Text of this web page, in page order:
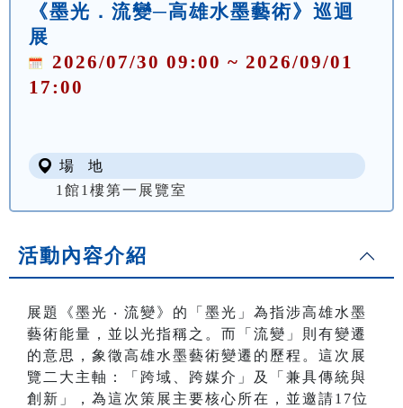
《墨光．流變─高雄水墨藝術》巡迴
展
2026/07/30 09:00 ~ 2026/09/01
17:00
場 地
1館1樓第一展覽室
活動內容介紹
展題《墨光 ‧ 流變》的「墨光」為指涉高雄水墨
藝術能量，並以光指稱之。而「流變」則有變遷
的意思，象徵高雄水墨藝術變遷的歷程。這次展
覽二大主軸：「跨域、跨媒介」及「兼具傳統與
創新」，為這次策展主要核心所在，並邀請17位